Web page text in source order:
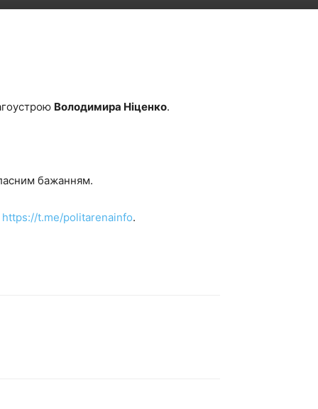
Володимира Ніценко.
бажанням.
https://t.me/politarenainfo.